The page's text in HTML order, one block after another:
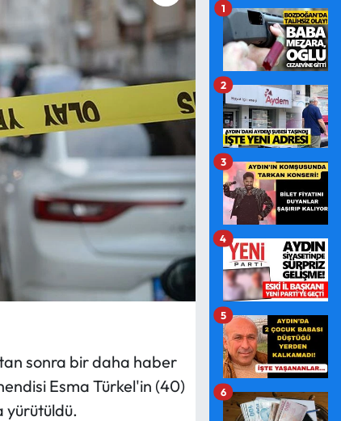
sonra bir daha haber
Esma Türkel'in (40)
yürütüldü.
1
2
3
4
5
6